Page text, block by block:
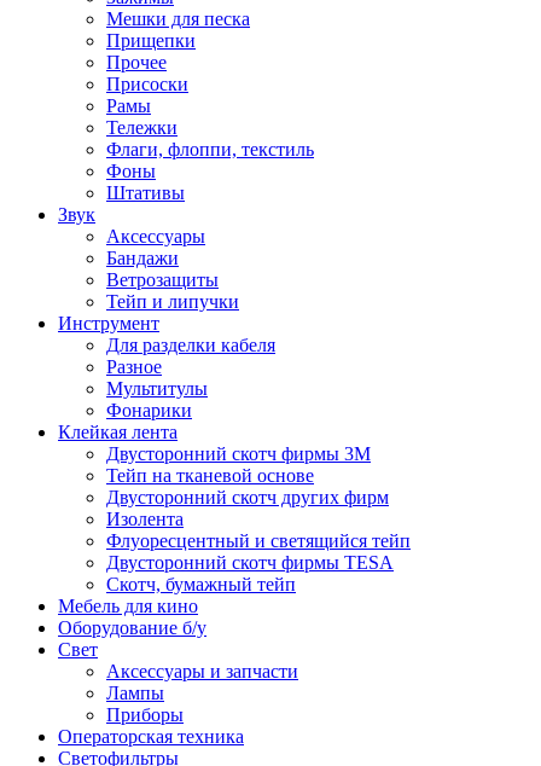
Мешки для песка
Прищепки
Прочее
Присоски
Рамы
Тележки
Флаги, флоппи, текстиль
Фоны
Штативы
Звук
Аксессуары
Бандажи
Ветрозащиты
Тейп и липучки
Инструмент
Для разделки кабеля
Разное
Мультитулы
Фонарики
Клейкая лента
Двусторонний скотч фирмы 3M
Тейп на тканевой основе
Двусторонний скотч других фирм
Изолента
Флуоресцентный и светящийся тейп
Двусторонний скотч фирмы TESA
Скотч, бумажный тейп
Мебель для кино
Оборудование б/у
Свет
Аксессуары и запчасти
Лампы
Приборы
Операторская техника
Светофильтры